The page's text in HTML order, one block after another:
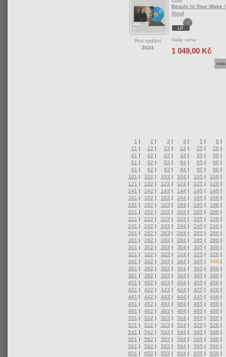
Rok vydání
2024
Beauty In Your Wake
Vinyl
Vaše cena
1 049,00 Kč
1 | 2 | 3 | 4 | 5 | 6 |
21 | 22 | 23 | 24 | 25 | 26 |
41 | 42 | 43 | 44 | 45 | 46 |
61 | 62 | 63 | 64 | 65 | 66 |
81 | 82 | 83 | 84 | 85 | 86 |
101 | 102 | 103 | 104 | 105 | 106 |
121 | 122 | 123 | 124 | 125 | 126 |
141 | 142 | 143 | 144 | 145 | 146 |
161 | 162 | 163 | 164 | 165 | 166 |
181 | 182 | 183 | 184 | 185 | 186 |
201 | 202 | 203 | 204 | 205 | 206 |
221 | 222 | 223 | 224 | 225 | 226 |
241 | 242 | 243 | 244 | 245 | 246 |
261 | 262 | 263 | 264 | 265 | 266 |
281 | 282 | 283 | 284 | 285 | 286 |
301 | 302 | 303 | 304 | 305 | 306 |
321 | 322 | 323 | 324 | 325 | 326 |
341 | 342 | 343 | 344 | 345 | 346 |
361 | 362 | 363 | 364 | 365 | 366 |
381 | 382 | 383 | 384 | 385 | 386 |
401 | 402 | 403 | 404 | 405 | 406 |
421 | 422 | 423 | 424 | 425 | 426 |
441 | 442 | 443 | 444 | 445 | 446 |
461 | 462 | 463 | 464 | 465 | 466 |
481 | 482 | 483 | 484 | 485 | 486 |
501 | 502 | 503 | 504 | 505 | 506 |
521 | 522 | 523 | 524 | 525 | 526 |
541 | 542 | 543 | 544 | 545 | 546 |
561 | 562 | 563 | 564 | 565 | 566 |
581 | 582 | 583 | 584 | 585 | 586 |
601 | 602 | 603 | 604 | 605 | 606 |